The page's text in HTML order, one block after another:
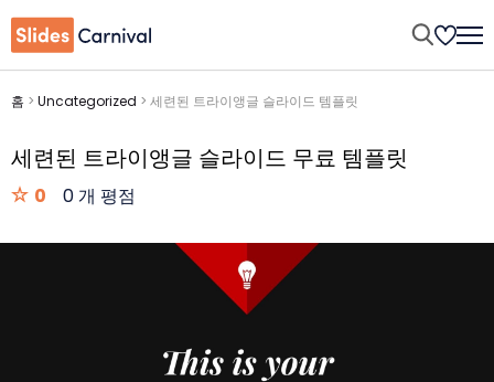
홈 > Uncategorized > 세련된 트라이앵글 슬라이드 템플릿
세련된 트라이앵글 슬라이드 무료 템플릿
0 0 개 평점